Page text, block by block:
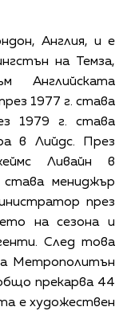
Англия, и е
на Темза,
Английската
1977 г. става
1979 г. става
в Лийдс. През
Ливайн в
мениджър
през
на сезона и
След това
Метрополитън
прекарва 44
е художествен